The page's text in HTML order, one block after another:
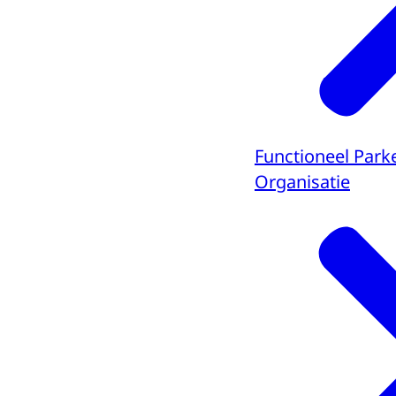
Functioneel
Organisatie